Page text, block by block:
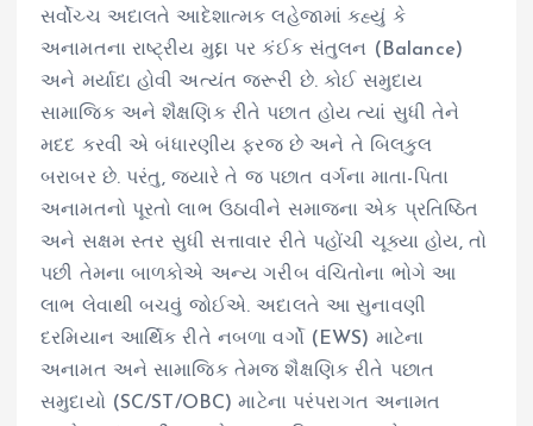
સર્વોચ્ચ અદાલતે આદેશાત્મક લહેજામાં કહ્યું કે
અનામતના રાષ્ટ્રીય મુદ્દા પર કંઈક સંતુલન (Balance)
અને મર્યાદા હોવી અત્યંત જરૂરી છે. કોઈ સમુદાય
સામાજિક અને શૈક્ષણિક રીતે પછાત હોય ત્યાં સુધી તેને
મદદ કરવી એ બંધારણીય ફરજ છે અને તે બિલકુલ
બરાબર છે. પરંતુ, જ્યારે તે જ પછાત વર્ગના માતા-પિતા
અનામતનો પૂરતો લાભ ઉઠાવીને સમાજના એક પ્રતિષ્ઠિત
અને સક્ષમ સ્તર સુધી સત્તાવાર રીતે પહોંચી ચૂક્યા હોય, તો
પછી તેમના બાળકોએ અન્ય ગરીબ વંચિતોના ભોગે આ
લાભ લેવાથી બચવું જોઈએ. અદાલતે આ સુનાવણી
દરમિયાન આર્થિક રીતે નબળા વર્ગો (EWS) માટેના
અનામત અને સામાજિક તેમજ શૈક્ષણિક રીતે પછાત
સમુદાયો (SC/ST/OBC) માટેના પરંપરાગત અનામત